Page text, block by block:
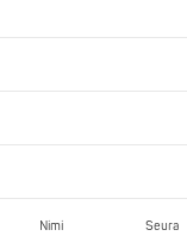
Nimi Seura